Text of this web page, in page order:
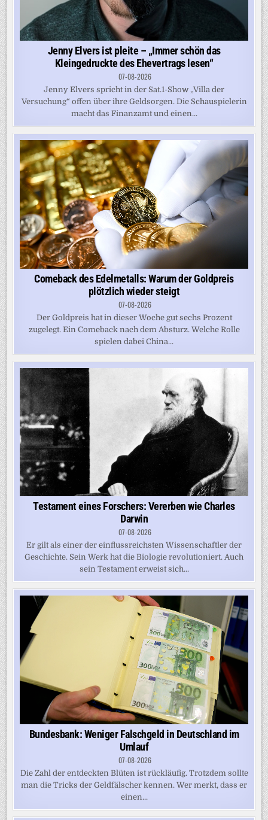
Jenny Elvers ist pleite – „Immer schön das
Kleingedruckte des Ehevertrags lesen“
07-08-2026
Jenny Elvers spricht in der Sat.1-Show „Villa der
Versuchung“ offen über ihre Geldsorgen. Die Schauspielerin
macht das Finanzamt und einen...
Comeback des Edelmetalls: Warum der Goldpreis
plötzlich wieder steigt
07-08-2026
Der Goldpreis hat in dieser Woche gut sechs Prozent
zugelegt. Ein Comeback nach dem Absturz. Welche Rolle
spielen dabei China...
Testament eines Forschers: Vererben wie Charles
Darwin
07-08-2026
Er gilt als einer der einflussreichsten Wissenschaftler der
Geschichte. Sein Werk hat die Biologie revolutioniert. Auch
sein Testament erweist sich...
Bundesbank: Weniger Falschgeld in Deutschland im
Umlauf
07-08-2026
Die Zahl der entdeckten Blüten ist rückläufig. Trotzdem sollte
man die Tricks der Geldfälscher kennen. Wer merkt, dass er
einen...